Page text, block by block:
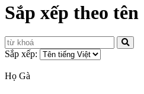
Sắp xếp theo tên
Sắp xếp:
Họ Gà